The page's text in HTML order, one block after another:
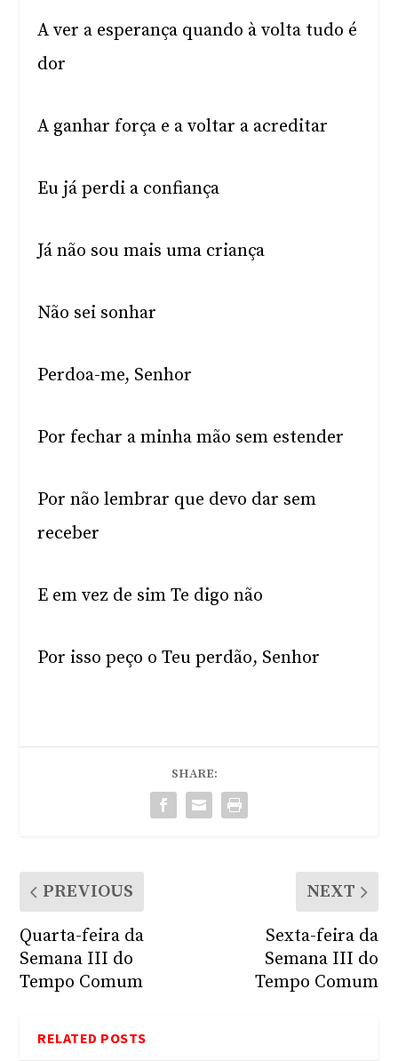
A ver a esperança quando à volta tudo é
dor
A ganhar força e a voltar a acreditar
Eu já perdi a confiança
Já não sou mais uma criança
Não sei sonhar
Perdoa-me, Senhor
Por fechar a minha mão sem estender
Por não lembrar que devo dar sem
receber
E em vez de sim Te digo não
Por isso peço o Teu perdão, Senhor
SHARE:
PREVIOUS
Quarta-feira da
Semana III do
Tempo Comum
NEXT
Sexta-feira da
Semana III do
Tempo Comum
RELATED POSTS